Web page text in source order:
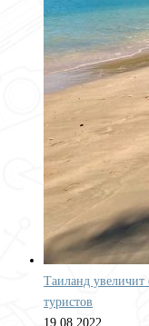
Таиланд увеличит
туристов
19.08.2022